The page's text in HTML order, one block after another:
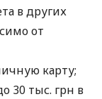
в других
от
карту;
30 тыс. грн в